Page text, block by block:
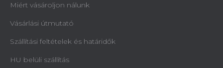
Miért vásároljon nálunk
Vásárlási útmutató
Szállítási feltételek és határidők
HU belüli szállítás